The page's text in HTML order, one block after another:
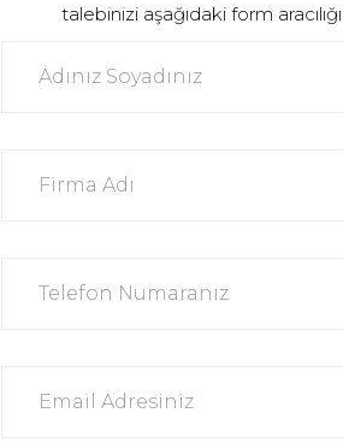
talebinizi aşağıdaki form